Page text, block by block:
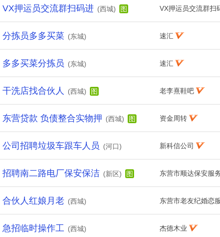
VX押运员交流群扫码进 (西城) 图 VX押运员交流群扫
分拣员多多买菜 (东城) 速汇
多多买菜分拣员 (东城) 速汇
干洗店找合伙人 (西城) 图 老李熹鞋吧
东营贷款 负债整合实物押 (西城) 图 资金周转
公司招聘垃圾车跟车人员 (河口) 新科信公司
招聘南二路电厂保安保洁 (新区) 图 东营市顺达保安服
合伙人红娘月老 (西城) 东营市老友纪婚恋
急招临时操作工 (西城) 杰德木业